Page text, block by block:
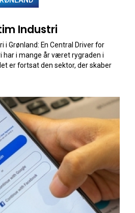
Industri
i Grønland: En Central Driver for
har i mange år været rygraden i
er fortsat den sektor, der skaber